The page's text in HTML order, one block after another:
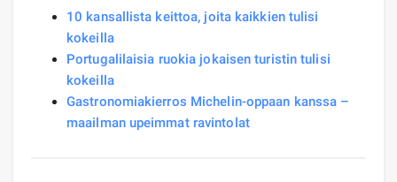
10 kansallista keittoa, joita kaikkien tulisi
kokeilla
Portugalilaisia ​​ruokia jokaisen turistin tulisi
kokeilla
Gastronomiakierros Michelin-oppaan kanssa –
maailman upeimmat ravintolat